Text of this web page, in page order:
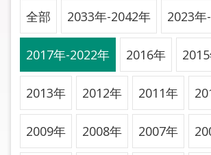
關
於
市
圖
線
上
請
全部 2033年-2042年 2023年
2017年-2022年 2016年
2013年 2012年 2011年
2009年 2008年 2007年